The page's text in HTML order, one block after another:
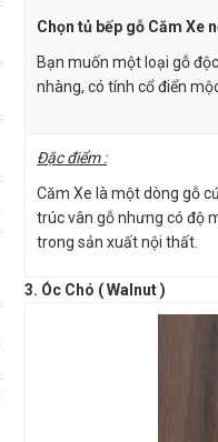
Chọn tủ bếp gỗ Căm Xe
Bạn muốn một loại gỗ
nhàng, có tính cổ điển
Đặc điểm :
Căm Xe là một dòng gỗ
trúc vân gỗ nhưng có độ
trong sản xuất nội thất.
3. Óc Chó ( Walnut )